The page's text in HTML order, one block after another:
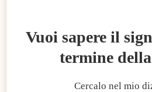
Vuoi sapere il
termine
Cercalo nel mio